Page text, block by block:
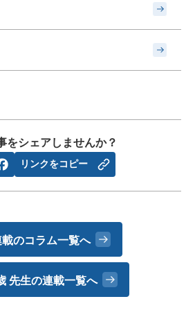
をシェアしませんか？
リンクをコピー
載のコラム一覧へ
先生の連載一覧へ